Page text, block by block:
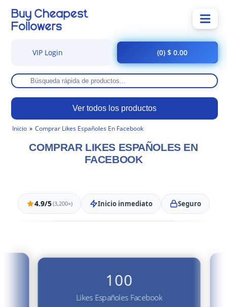
Ver todos los productos
VIP Login (0) $ 0.00
Inicio Comprar Likes Españoles En Facebook
COMPRAR LIKES ESPAÑOLES EN
FACEBOOK
4.9/5(3,200+) Inicio inmediato Seguro
100
Likes Españoles Facebook